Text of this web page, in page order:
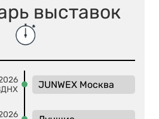
выставок
JUNWEX Москва